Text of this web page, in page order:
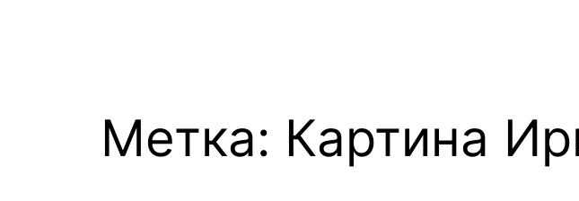
Метка: Картина